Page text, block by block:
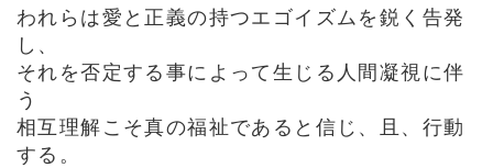
われらは愛と正義の持つエゴイズムを鋭く告発
し、
それを否定する事によって生じる人間凝視に伴
う
相互理解こそ真の福祉であると信じ、且、行動
する。